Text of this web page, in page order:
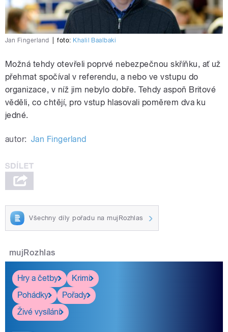
Jan Fingerland foto: Khalil Baalbaki
Možná tehdy otevřeli poprvé nebezpečnou skříňku, ať už
přehmat spočíval v referendu, a nebo ve vstupu do
organizace, v níž jim nebylo dobře. Tehdy aspoň Britové
věděli, co chtějí, pro vstup hlasovali poměrem dva ku
jedné.
autor: Jan Fingerland
Všechny díly pořadu na mujRozhlas
mujRozhlas
Hry a četby
Krimi
Pohádky
Pořady
Živé vysílání